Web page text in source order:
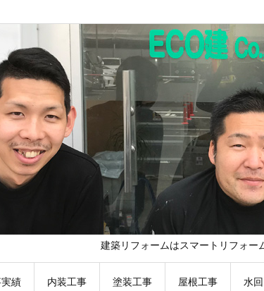
建築リフォームはスマートリフォー
績 内装工事 塗装工事 屋根工事 水